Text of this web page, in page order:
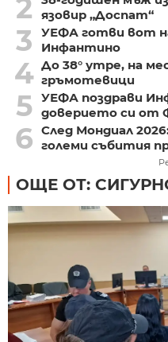
2
язовир „Доспат“
3
УЕФА готви вот
Инфантино
4 До 38° утре, на
гръмотевици
5 УЕФА поздрави
доверието си от
6 След Мондиал
големи събития
ОЩЕ ОТ: